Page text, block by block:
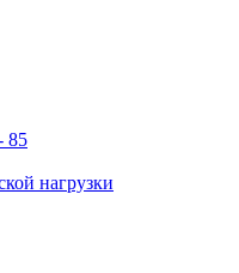
85
нагрузки